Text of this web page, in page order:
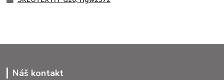
Náš kontakt